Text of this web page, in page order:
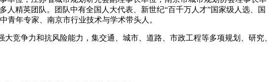
精英团队。团队中有全国人大代表、新世纪“百千万人才”国家级人选、国
青年专家、南京市行业技术与学术带头人。
竞争力和抗风险能力，集交通、城市、道路、市政工程等多项规划、研究、